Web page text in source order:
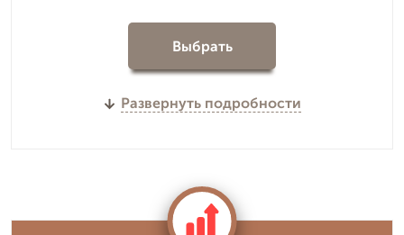
Выбрать
Развернуть подробности